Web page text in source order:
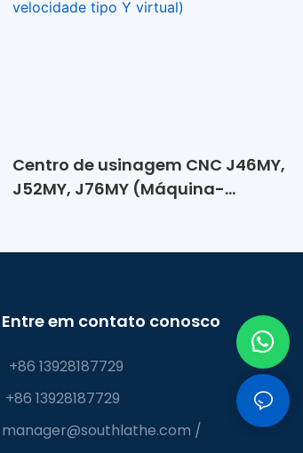
Centro de usinagem CNC J46MY,
J52MY, J76MY (Máquina-
Entre em contato conosco
+86 13928187729
+86 13928187729
manager@southlathe.com /